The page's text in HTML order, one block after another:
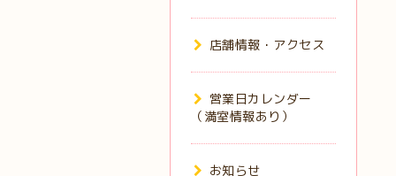
店舗情報・アクセス
営業日カレンダー
（満室情報あり）
お知らせ